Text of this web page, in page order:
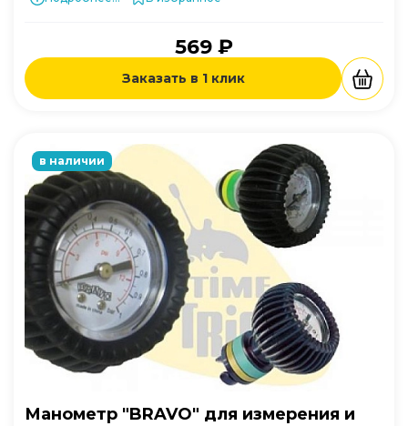
569 ₽
Заказать в 1 клик
в наличии
Манометр "BRAVO" для измерения и